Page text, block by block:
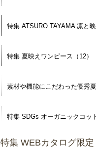
特集 ATSURO TAYAMA 凛と
特集 夏映えワンピース（12）
素材や機能にこだわった優秀
特集 SDGs オーガニックコッ
特集 WEBカタログ限